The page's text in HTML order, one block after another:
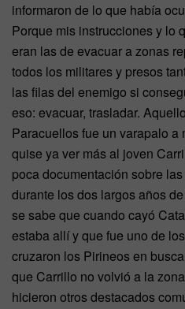
informaron de lo que había
Porque mis instrucciones y lo
eran las de evacuar a zonas
todos los militares y presos
las filas del enemigo si
eso: evacuar, trasladar.
Paracuellos fue un varapalo a
quise ya ver más al joven
poca documentación sobre
durante los dos largos años
se sabe que cuando cayó
estaba allí y que fue uno de
cruzaron los Pirineos en
que Carrillo no volvió a la
hicieron otros destacados